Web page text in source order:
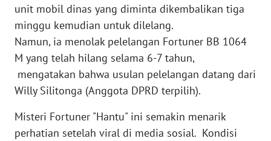
unit mobil dinas yang diminta dikembalikan tiga
minggu kemudian untuk dilelang.
Namun, ia menolak pelelangan Fortuner BB 1064
M yang telah hilang selama 6-7 tahun,
mengatakan bahwa usulan pelelangan datang dari
Willy Silitonga (Anggota DPRD terpilih).
Misteri Fortuner "Hantu" ini semakin menarik
perhatian setelah viral di media sosial. Kondisi
WN
JAMBI
WN
SULTRA
WN
NTB